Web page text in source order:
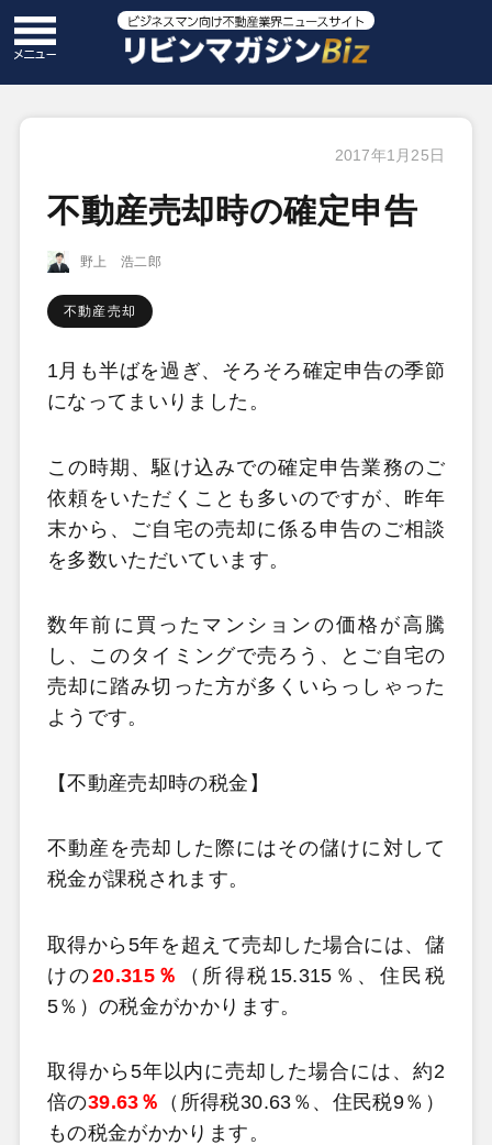
2017年1月25日
不動産売却時の確定申告
野上 浩二郎
不動産売却
1月も半ばを過ぎ、そろそろ確定申告の季節
になってまいりました。
この時期、駆け込みでの確定申告業務のご
依頼をいただくことも多いのですが、昨年
末から、ご自宅の売却に係る申告のご相談
を多数いただいています。
数年前に買ったマンションの価格が高騰
し、このタイミングで売ろう、とご自宅の
売却に踏み切った方が多くいらっしゃった
ようです。
【不動産売却時の税金】
不動産を売却した際にはその儲けに対して
税金が課税されます。
取得から5年を超えて売却した場合には、儲
けの20.315％
（所得税15.315％、住民税
5％）の税金がかかります。
取得から5年以内に売却した場合には、約2
倍の39.63％
（所得税30.63％、住民税9％）
もの税金がかかります。